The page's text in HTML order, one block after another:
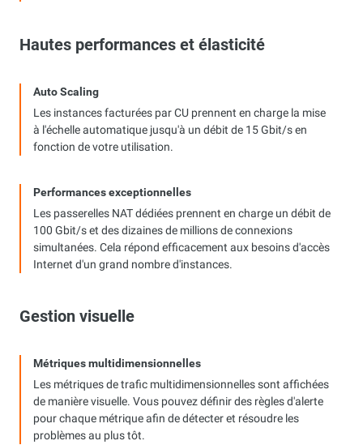
Hautes performances et élasticité
Auto Scaling
Les instances facturées par CU prennent en charge la mise
à l'échelle automatique jusqu'à un débit de 15 Gbit/s en
fonction de votre utilisation.
Performances exceptionnelles
Les passerelles NAT dédiées prennent en charge un débit de
100 Gbit/s et des dizaines de millions de connexions
simultanées. Cela répond efficacement aux besoins d'accès
Internet d'un grand nombre d'instances.
Gestion visuelle
Métriques multidimensionnelles
Les métriques de trafic multidimensionnelles sont affichées
de manière visuelle. Vous pouvez définir des règles d'alerte
pour chaque métrique afin de détecter et résoudre les
problèmes au plus tôt.